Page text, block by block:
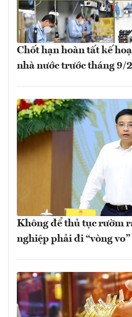
Chốt hạn hoàn tất kế
nhà nước trước tháng 9/
Không để thủ tục rườm
nghiệp phải đi “vòng vo”